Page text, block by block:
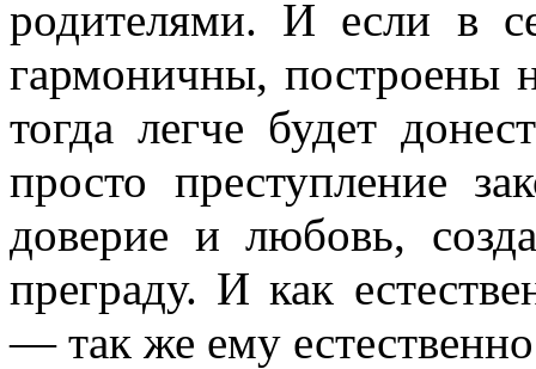
родителями. И если в
гармоничны, построены
тогда легче будет
просто преступление
доверие и любовь,
преграду. И как
— так же ему